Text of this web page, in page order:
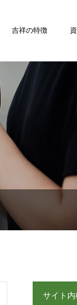
吉祥の特徴
サイト内